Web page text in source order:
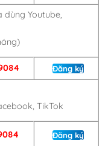
Youtube,
Đăng ký
TikTok
Đăng ký